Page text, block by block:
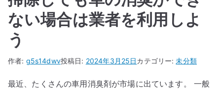
ない場合は業者を利用しよ
う
作者: g5s14dwv投稿日: 2024年3月25日カテゴリー:未分類
最近、たくさんの車用消臭剤が市場に出ています。 一般